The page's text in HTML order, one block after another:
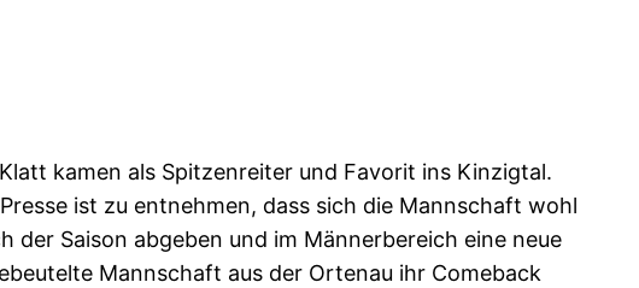
kamen als Spitzenreiter und Favorit ins Kinzigtal.
ist zu entnehmen, dass sich die Mannschaft wohl
der Saison abgeben und im Männerbereich eine neue
Mannschaft aus der Ortenau ihr Comeback